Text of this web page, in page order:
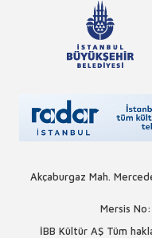
Akçaburgaz Mah.
Mersis
İBB Kültür AŞ Tüm